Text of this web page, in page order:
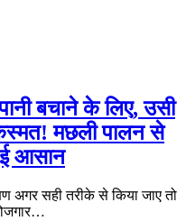
बचाने के लिए, उसी
मछली पालन से
आसान
अगर सही तरीके से किया जाए तो